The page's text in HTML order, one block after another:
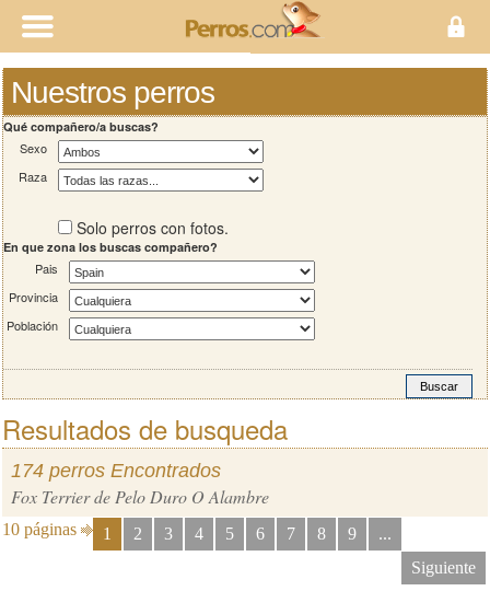
Nuestros perros
Qué compañero/a buscas?
Sexo
Raza
Solo perros con fotos.
En que zona los buscas compañero?
Pais
Provincia
Población
Resultados de busqueda
174 perros Encontrados
Fox Terrier de Pelo Duro O Alambre
10 páginas 1 2 3 4 5 6 7 8 9
...
Siguiente